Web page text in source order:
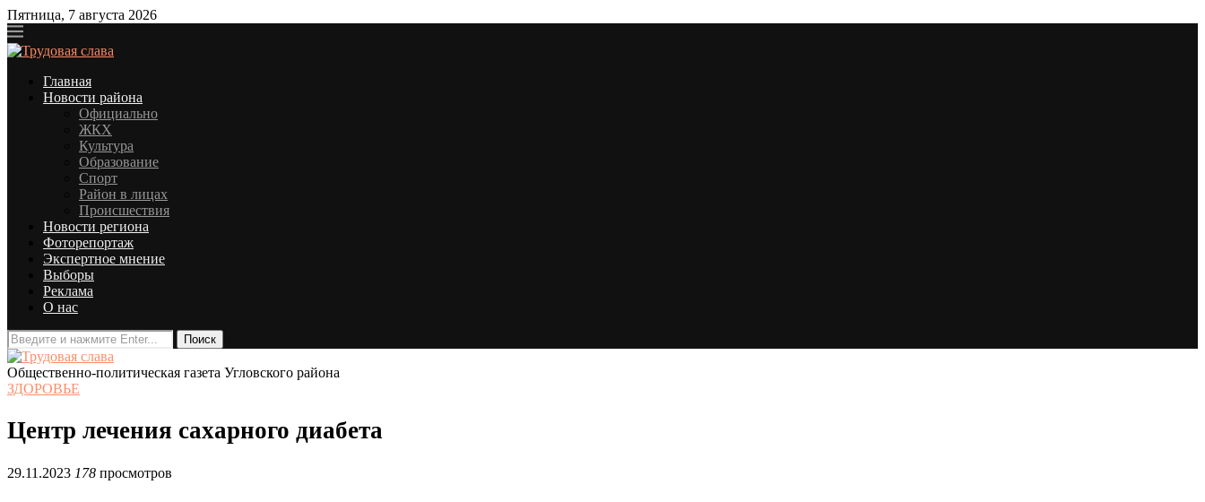
Пятница, 7 августа 2026
Главная
Новости района
Официально
ЖКХ
Культура
Образование
Спорт
Район в лицах
Происшествия
Новости региона
Фоторепортаж
Экспертное мнение
Выборы
Реклама
О нас
Общественно-политическая газета Угловского района
ЗДОРОВЬЕ
Центр лечения сахарного диабета
29.11.2023 178 просмотров